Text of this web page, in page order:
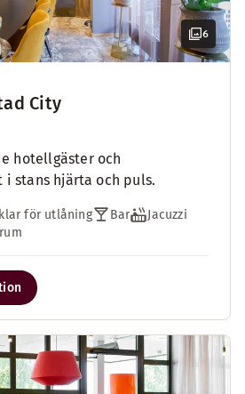
6
City
hotellgäster och
stans hjärta och puls.
för utlåning Bar
Jacuzzi